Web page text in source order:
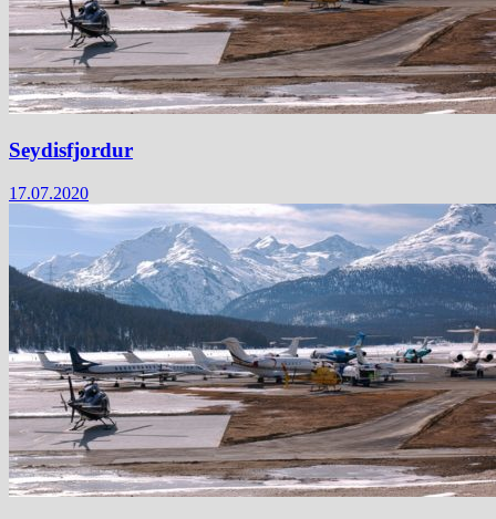
Seydisfjordur
17.07.2020